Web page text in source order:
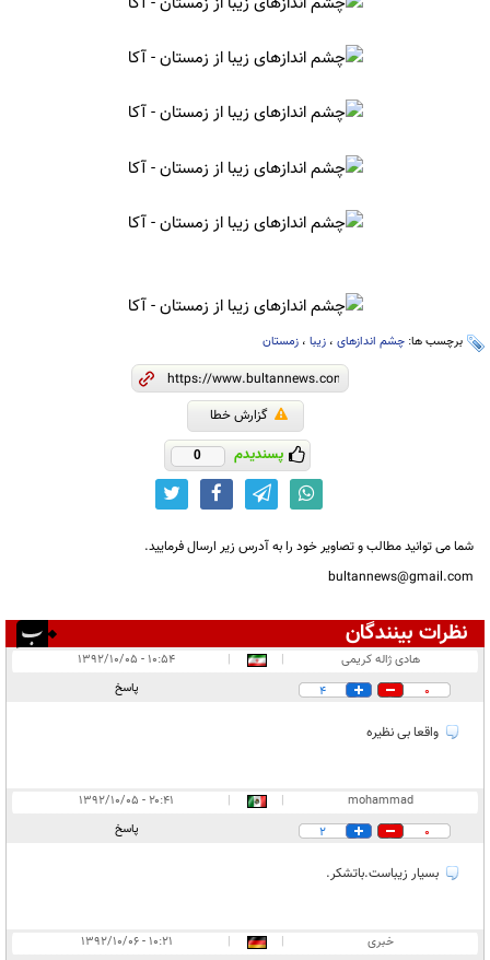
برچسب ها: چشم اندازهای ، زیبا ، زمستان
گزارش خطا
پسندیدم 0
شما می توانید مطالب و تصاویر خود را به آدرس زیر ارسال فرمایید.
bultannews@gmail.com
نظرات بینندگان
انتشار یافته:۳
در انتظار بررسی:۱
هادی ژاله کریمی |
|
۱۰:۵۴ - ۱۳۹۲/۱۰/۰۵
0
4 پاسخ
واقعا بی نظیره
mohammad
|
|
۲۰:۴۱ - ۱۳۹۲/۱۰/۰۵
0
2 پاسخ
بسیار زیباست.باتشکر.
خبری |
|
۱۰:۲۱ - ۱۳۹۲/۱۰/۰۶